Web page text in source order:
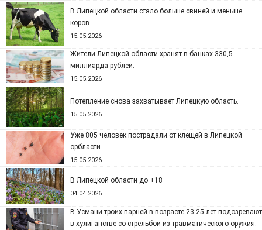
В Липецкой области стало больше свиней и меньше
коров.
15.05.2026
Жители Липецкой области хранят в банках 330,5
миллиарда рублей.
15.05.2026
Потепление снова захватывает Липецкую область.
15.05.2026
Уже 805 человек пострадали от клещей в Липецкой
орбласти.
15.05.2026
В Липецкой области до +18
04.04.2026
В Усмани троих парней в возрасте 23-25 лет подозревают
в хулиганстве со стрельбой из травматического оружия.